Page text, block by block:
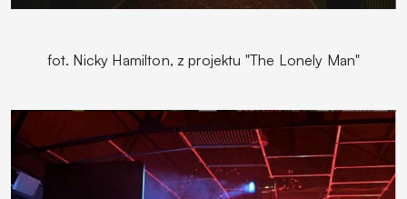
fot. Nicky Hamilton, z projektu "The Lonely Man"